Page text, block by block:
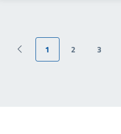
Pagina precedente
1 2 3